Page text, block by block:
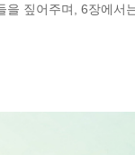
짚어주며, 6장에